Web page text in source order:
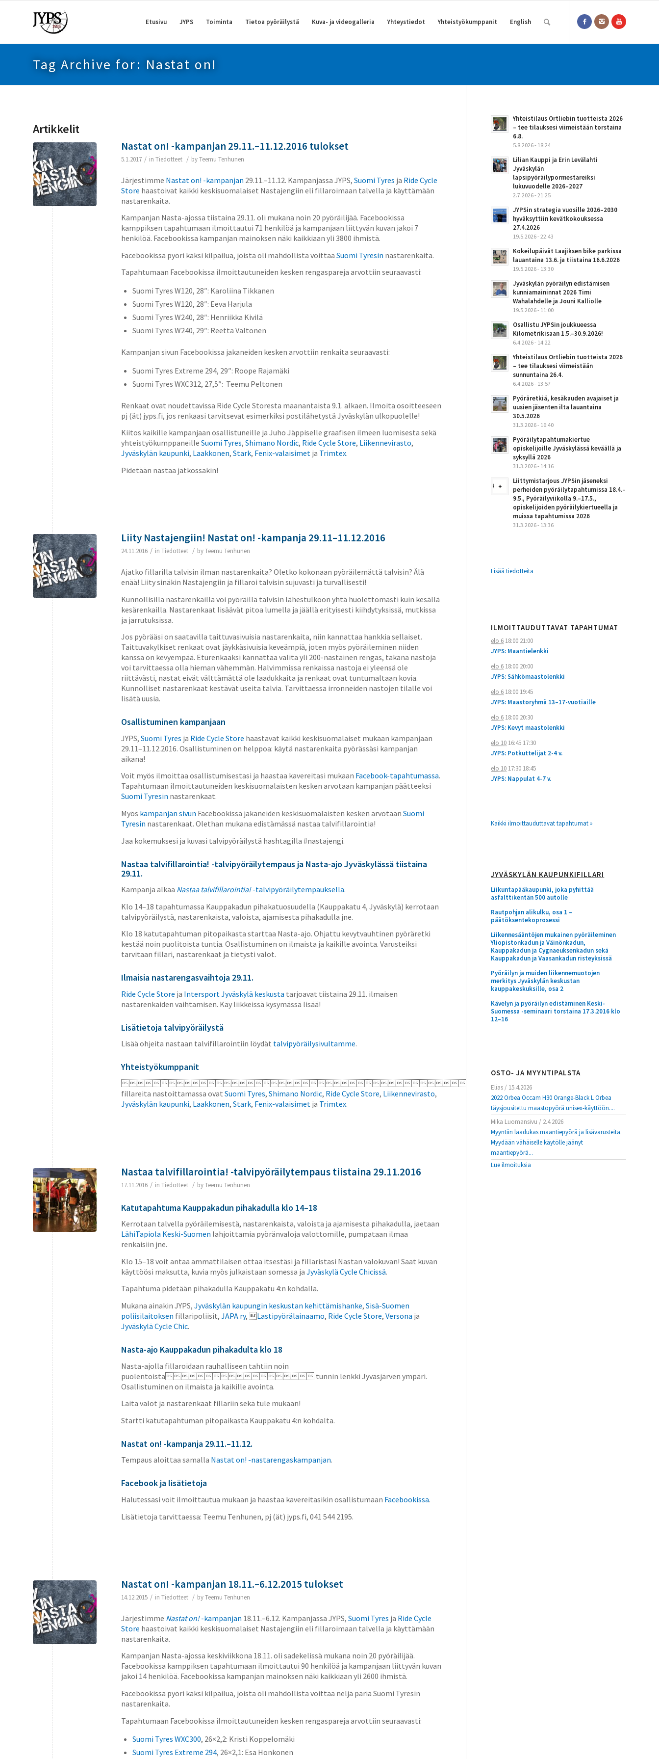
Etusivu JYPS Toiminta Tietoa pyöräilystä Kuva- ja videogalleria Yhteystiedot Yhteistyökumppanit English
Tag Archive for: Nastat on!
Artikkelit
Nastat on! -kampanjan 29.11.–11.12.2016 tulokset
5.1.2017 / in Tiedotteet / byTeemu Tenhunen
Järjestimme Nastat on! -kampanjan 29.11.–11.12. Kampanjassa JYPS, Suomi Tyres ja Ride Cycle
Store haastoivat kaikki keskisuomalaiset Nastajengiin eli fillaroimaan talvella ja käyttämään
nastarenkaita.
Kampanjan Nasta-ajossa tiistaina 29.11. oli mukana noin 20 pyöräilijää. Facebookissa
kamppiksen tapahtumaan ilmoittautui 71 henkilöä ja kampanjaan liittyvän kuvan jakoi 7
henkilöä. Facebookissa kampanjan mainoksen näki kaikkiaan yli 3800 ihmistä.
Facebookissa pyöri kaksi kilpailua, joista oli mahdollista voittaa Suomi Tyresin nastarenkaita.
Tapahtumaan Facebookissa ilmoittautuneiden kesken rengaspareja arvottiin seuraavasti:
Suomi Tyres W120, 28″: Karoliina Tikkanen
Suomi Tyres W120, 28″: Eeva Harjula
Suomi Tyres W240, 28″: Henriikka Kivilä
Suomi Tyres W240, 29″: Reetta Valtonen
Kampanjan sivun Facebookissa jakaneiden kesken arvottiin renkaita seuraavasti:
Suomi Tyres Extreme 294, 29″: Roope Rajamäki
Suomi Tyres WXC312, 27,5″: Teemu Peltonen
Renkaat ovat noudettavissa Ride Cycle Storesta maanantaista 9.1. alkaen. Ilmoita osoitteeseen
pj (ät) jyps.fi, jos renkaasi tarvitsevat esimerkiksi postilähetystä Jyväskylän ulkopuolelle!
Kiitos kaikille kampanjaan osallistuneille ja Juho Jäppiselle graafisen ilmeen luomisesta sekä
yhteistyökumppaneille Suomi Tyres, Shimano Nordic, Ride Cycle Store, Liikennevirasto,
Jyväskylän kaupunki, Laakkonen, Stark, Fenix-valaisimet ja Trimtex.
Pidetään nastaa jatkossakin!
Liity Nastajengiin! Nastat on! -kampanja 29.11–11.12.2016
24.11.2016 / in Tiedotteet / byTeemu Tenhunen
Ajatko fillarilla talvisin ilman nastarenkaita? Oletko kokonaan pyöräilemättä talvisin? Älä
enää! Liity sinäkin Nastajengiin ja fillaroi talvisin sujuvasti ja turvallisesti!
Kunnollisilla nastarenkailla voi pyöräillä talvisin lähestulkoon yhtä huolettomasti kuin kesällä
kesärenkailla. Nastarenkaat lisäävät pitoa lumella ja jäällä erityisesti kiihdytyksissä, mutkissa
ja jarrutuksissa.
Jos pyörääsi on saatavilla taittuvasivuisia nastarenkaita, niin kannattaa hankkia sellaiset.
Taittuvakylkiset renkaat ovat jäykkäsivuisia keveämpiä, joten myös pyöräileminen niiden
kanssa on kevyempää. Eturenkaaksi kannattaa valita yli 200-nastainen rengas, takana nastoja
voi tarvittaessa olla hieman vähemmän. Halvimmissa renkaissa nastoja ei yleensä ole
riittävästi, nastat eivät välttämättä ole laadukkaita ja renkaat ovat tuntumaltaan kovia.
Kunnolliset nastarenkaat kestävät useita talvia. Tarvittaessa irronneiden nastojen tilalle voi
lisätä uusia.
Osallistuminen kampanjaan
JYPS, Suomi Tyres ja Ride Cycle Store haastavat kaikki keskisuomalaiset mukaan kampanjaan
29.11–11.12.2016. Osallistuminen on helppoa: käytä nastarenkaita pyörässäsi kampanjan
aikana!
Voit myös ilmoittaa osallistumisestasi ja haastaa kavereitasi mukaan Facebook-tapahtumassa.
Tapahtumaan ilmoittautuneiden keskisuomalaisten kesken arvotaan kampanjan päätteeksi
Suomi Tyresin nastarenkaat.
Myös kampanjan sivun Facebookissa jakaneiden keskisuomalaisten kesken arvotaan Suomi
Tyresin nastarenkaat. Olethan mukana edistämässä nastaa talvifillarointia!
Jaa kokemuksesi ja kuvasi talvipyöräilystä hashtagilla #nastajengi.
Nastaa talvifillarointia! -talvipyöräilytempaus ja Nasta-ajo Jyväskylässä tiistaina
29.11.
Kampanja alkaa Nastaa talvifillarointia!-talvipyöräilytempauksella.
Klo 14–18 tapahtumassa Kauppakadun pihakatuosuudella (Kauppakatu 4, Jyväskylä) kerrotaan
talvipyöräilystä, nastarenkaista, valoista, ajamisesta pihakadulla jne.
Klo 18 katutapahtuman pitopaikasta starttaa Nasta-ajo. Ohjattu kevytvauhtinen pyöräretki
kestää noin puolitoista tuntia. Osallistuminen on ilmaista ja kaikille avointa. Varusteiksi
tarvitaan fillari, nastarenkaat ja tietysti valot.
Ilmaisia nastarengasvaihtoja 29.11.
Ride Cycle Store ja Intersport Jyväskylä keskusta tarjoavat tiistaina 29.11. ilmaisen
nastarenkaiden vaihtamisen. Käy liikkeissä kysymässä lisää!
Lisätietoja talvipyöräilystä
Lisää ohjeita nastaan talvifillarointiin löydät talvipyöräilysivultamme.
Yhteistyökumppanit
Mukana
fillareita nastoittamassa ovat Suomi Tyres, Shimano Nordic, Ride Cycle Store, Liikennevirasto,
Jyväskylän kaupunki, Laakkonen, Stark, Fenix-valaisimet ja Trimtex.
Nastaa talvifillarointia! -talvipyöräilytempaus tiistaina 29.11.2016
17.11.2016 / in Tiedotteet / byTeemu Tenhunen
Katutapahtuma Kauppakadun pihakadulla klo 14–18
Kerrotaan talvella pyöräilemisestä, nastarenkaista, valoista ja ajamisesta pihakadulla, jaetaan
LähiTapiola Keski-Suomen lahjoittamia pyöränvaloja valottomille, pumpataan ilmaa
renkaisiin jne.
Klo 15–18 voit antaa ammattilaisen ottaa itsestäsi ja fillaristasi Nastan valokuvan! Saat kuvan
käyttöösi maksutta, kuvia myös julkaistaan somessa ja Jyväskylä Cycle Chicissä.
Tapahtuma pidetään pihakadulla Kauppakatu 4:n kohdalla.
Mukana ainakin JYPS, Jyväskylän kaupungin keskustan kehittämishanke, Sisä-Suomen
poliisilaitoksen fillaripoliisit, JAPA ry, Lastipyörälainaamo, Ride Cycle Store, Versona ja
Jyväskylä Cycle Chic.
Nasta-ajo Kauppakadun pihakadulta klo 18
Nasta-ajolla fillaroidaan rauhalliseen tahtiin noin
puolentoista tunnin lenkki Jyväsjärven ympäri.
Osallistuminen on ilmaista ja kaikille avointa.
Laita valot ja nastarenkaat fillariin sekä tule mukaan!
Startti katutapahtuman pitopaikasta Kauppakatu 4:n kohdalta.
Nastat on! -kampanja 29.11.–11.12.
Tempaus aloittaa samalla Nastat on! -nastarengaskampanjan.
Facebook ja lisätietoja
Halutessasi voit ilmoittautua mukaan ja haastaa kavereitasikin osallistumaan Facebookissa.
Lisätietoja tarvittaessa: Teemu Tenhunen, pj (ät) jyps.fi, 041 544 2195.
Nastat on! -kampanjan 18.11.–6.12.2015 tulokset
14.12.2015 / in Tiedotteet / byTeemu Tenhunen
Järjestimme Nastat on!-kampanjan 18.11.–6.12. Kampanjassa JYPS, Suomi Tyres ja Ride Cycle
Store haastoivat kaikki keskisuomalaiset Nastajengiin eli fillaroimaan talvella ja käyttämään
nastarenkaita.
Kampanjan Nasta-ajossa keskiviikkona 18.11. oli sadekelissä mukana noin 20 pyöräilijää.
Facebookissa kamppiksen tapahtumaan ilmoittautui 90 henkilöä ja kampanjaan liittyvän kuvan
jakoi 14 henkilöä. Facebookissa kampanjan mainoksen näki kaikkiaan yli 2600 ihmistä.
Facebookissa pyöri kaksi kilpailua, joista oli mahdollista voittaa neljä paria Suomi Tyresin
nastarenkaita.
Tapahtumaan Facebookissa ilmoittautuneiden kesken rengaspareja arvottiin seuraavasti:
Suomi Tyres WXC300, 26×2,2: Kristi Koppelomäki
Suomi Tyres Extreme 294, 26×2,1: Esa Honkonen
Yhteistilaus Ortliebin tuotteista 2026
– tee tilauksesi viimeistään torstaina
6.8.
5.8.2026 - 18:24
Lilian Kauppi ja Erin Levälahti
Jyväskylän
lapsipyöräilypormestareiksi
lukuvuodelle 2026–2027
2.7.2026 - 21:25
JYPSin strategia vuosille 2026–2030
hyväksyttiin kevätkokouksessa
27.4.2026
19.5.2026 - 22:43
Kokeilupäivät Laajiksen bike parkissa
lauantaina 13.6. ja tiistaina 16.6.2026
19.5.2026 - 13:30
Jyväskylän pyöräilyn edistämisen
kunniamaininnat 2026 Timi
Wahalahdelle ja Jouni Kalliolle
19.5.2026 - 11:00
Osallistu JYPSin joukkueessa
Kilometrikisaan 1.5.–30.9.2026!
6.4.2026 - 14:22
Yhteistilaus Ortliebin tuotteista 2026
– tee tilauksesi viimeistään
sunnuntaina 26.4.
6.4.2026 - 13:57
Pyöräretkiä, kesäkauden avajaiset ja
uusien jäsenten ilta lauantaina
30.5.2026
31.3.2026 - 16:40
Pyöräilytapahtumakiertue
opiskelijoille Jyväskylässä keväällä ja
syksyllä 2026
31.3.2026 - 14:16
Liittymistarjous JYPSin jäseneksi
perheiden pyöräilytapahtumissa 18.4.–
9.5., Pyöräilyviikolla 9.–17.5.,
opiskelijoiden pyöräilykiertueella ja
muissa tapahtumissa 2026
31.3.2026 - 13:36
Lisää tiedotteita
ILMOITTAUDUTTAVAT TAPAHTUMAT
elo 6 18:00 21:00
JYPS: Maantielenkki
elo 6 18:00 20:00
JYPS: Sähkömaastolenkki
elo 6 18:00 19:45
JYPS: Maastoryhmä 13–17-vuotiaille
elo 6 18:00 20:30
JYPS: Kevyt maastolenkki
elo 10 16:45 17:30
JYPS: Potkuttelijat 2-4 v.
elo 10 17:30 18:45
JYPS: Nappulat 4-7 v.
Kaikki ilmoittauduttavat tapahtumat »
JYVÄSKYLÄN KAUPUNKIFILLARI
Liikuntapääkaupunki, joka pyhittää
asfalttikentän 500 autolle
Rautpohjan alikulku, osa 1 –
päätöksentekoprosessi
Liikennesääntöjen mukainen pyöräileminen
Yliopistonkadun ja Väinönkadun,
Kauppakadun ja Cygnaeuksenkadun sekä
Kauppakadun ja Vaasankadun risteyksissä
Pyöräilyn ja muiden liikennemuotojen
merkitys Jyväskylän keskustan
kauppakeskuksille, osa 2
Kävelyn ja pyöräilyn edistäminen Keski-
Suomessa -seminaari torstaina 17.3.2016 klo
12–16
OSTO- JA MYYNTIPALSTA
Elias / 15.4.2026
2022 Orbea Occam H30 Orange-Black L Orbea
täysjousitettu maastopyörä unisex-käyttöön....
Mika Luomansivu / 2.4.2026
Myyntiin laadukas maantiepyörä ja lisävarusteita.
Myydään vähäiselle käytölle jäänyt
maantiepyörä...
Lue ilmoituksia